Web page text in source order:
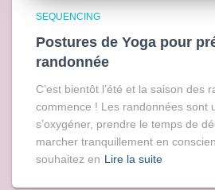
SEQUENCING
Postures de Yoga pour
randonnée
C’est bientôt l’été et la saison des
commence ! Les randonnées sont
s’oxygéner, prendre le temps de
marcher tranquillement en
souhaitez en Lire la suite